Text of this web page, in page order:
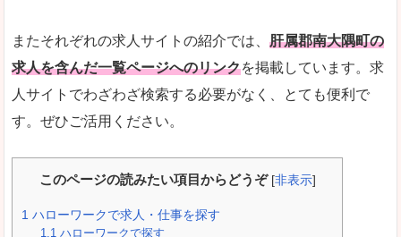
またそれぞれの求人サイトの紹介では、 肝属郡南大隅町の
求人を含んだ一覧ページへのリンクを掲載しています。求
人サイトでわざわざ検索する必要がなく、とても便利で
す。ぜひご活用ください。
このページの読みたい項目からどうぞ [非表示]
1 ハローワークで求人・仕事を探す
1.1 ハローワークで探す